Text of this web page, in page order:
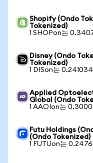
Shopify (Ondo
Tokenized)
1 SHOPon는
Disney (Ondo
Tokenized)
1 DISon는
Applied
Global (Ondo
1 AAOIon는
Futu Holdings
(Ondo Tokenized)
1 FUTUon는